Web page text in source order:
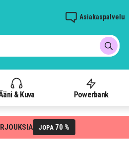
Asiakaspalvelu
& Kuva Powerbank
JOPA 70 %